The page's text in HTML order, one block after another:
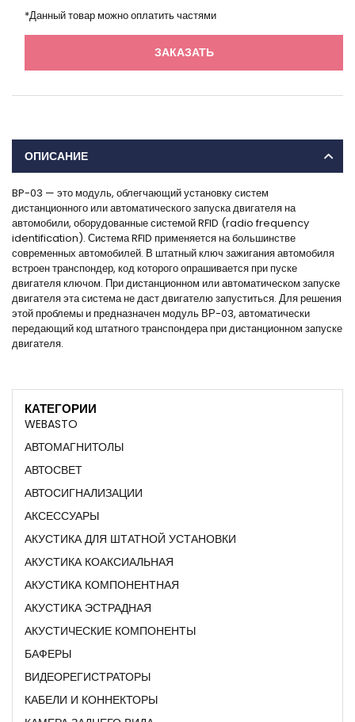
*Данный товар можно оплатить частями
ЗАКАЗАТЬ
ОПИСАНИЕ
BP-03 — это модуль, облегчающий установку систем
дистанционного или автоматического запуска двигателя на
автомобили, оборудованные системой RFID (radio frequency
identification). Система RFID применяется на большинстве
современных автомобилей. В штатный ключ зажигания автомобиля
встроен транспондер, код которого опрашивается при пуске
двигателя ключом. При дистанционном или автоматическом запуске
двигателя эта система не даст двигателю запуститься. Для решения
этой проблемы и предназначен модуль ВР-03, автоматически
передающий код штатного транспондера при дистанционном запуске
двигателя.
КАТЕГОРИИ
WEBASTO
АВТОМАГНИТОЛЫ
АВТОСВЕТ
АВТОСИГНАЛИЗАЦИИ
АКСЕССУАРЫ
АКУСТИКА ДЛЯ ШТАТНОЙ УСТАНОВКИ
АКУСТИКА КОАКСИАЛЬНАЯ
АКУСТИКА КОМПОНЕНТНАЯ
АКУСТИКА ЭСТРАДНАЯ
АКУСТИЧЕСКИЕ КОМПОНЕНТЫ
БАФЕРЫ
ВИДЕОРЕГИСТРАТОРЫ
КАБЕЛИ И КОННЕКТОРЫ